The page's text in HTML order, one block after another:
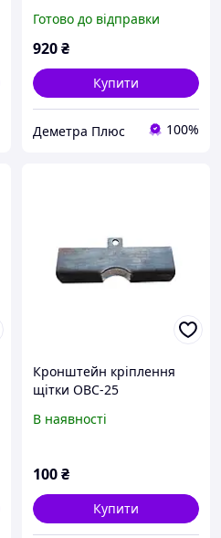
Готово до відправки
920₴
Купити
Деметра Плюс 100%
Кронштейн кріплення
щітки ОВС-25
В наявності
100₴
Купити